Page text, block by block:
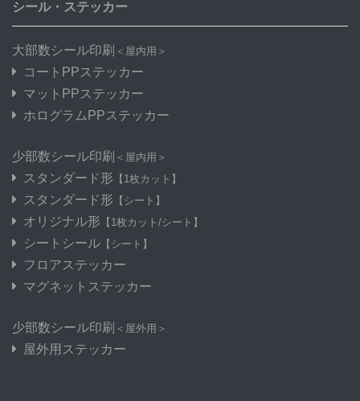
シール・ステッカー
大部数シール印刷 ＜屋内用＞
コートPPステッカー
マットPPステッカー
ホログラムPPステッカー
少部数シール印刷 ＜屋内用＞
スタンダード形 【1枚カット】
スタンダード形 【シート】
オリジナル形 【1枚カット/シート】
シートシール 【シート】
フロアステッカー
マグネットステッカー
少部数シール印刷 ＜屋外用＞
屋外用ステッカー